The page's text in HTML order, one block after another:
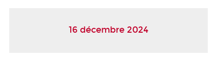
16 décembre 2024